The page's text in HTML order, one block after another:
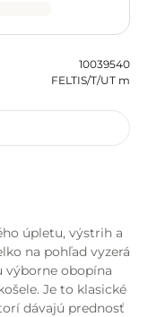
10039540
FELTIS/T/UT m
úpletu, výstrih a
na pohľad vyzerá
výborne obopína
Je to klasické
dávajú prednosť